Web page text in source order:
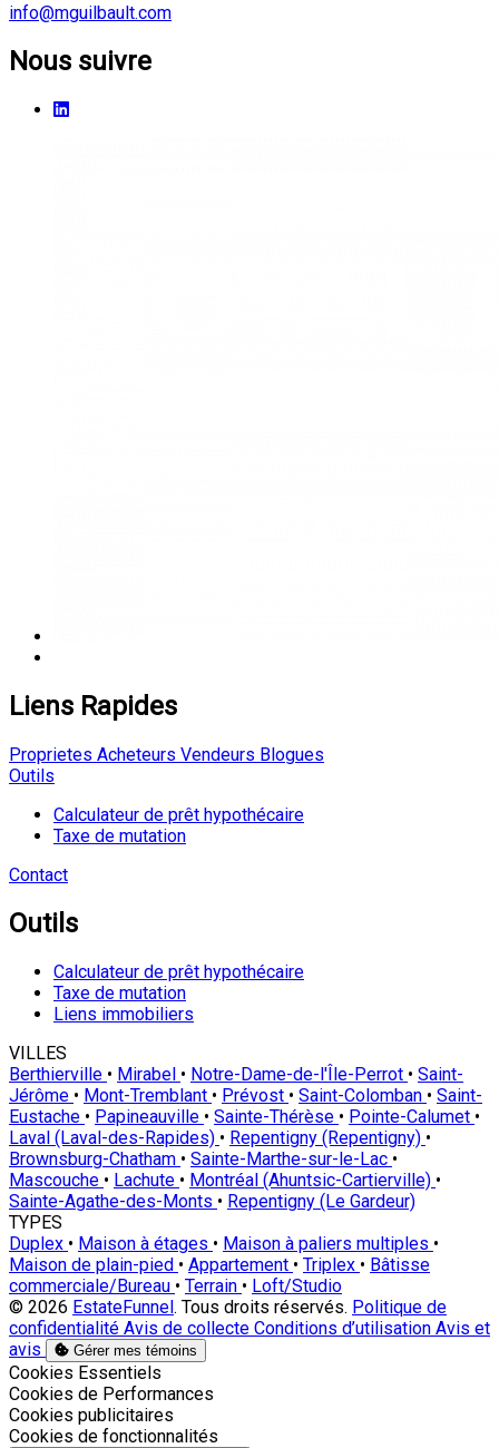
info@mguilbault.com
Nous suivre
Liens Rapides
Proprietes Acheteurs Vendeurs Blogues
Outils
Calculateur de prêt hypothécaire
Taxe de mutation
Contact
Outils
Calculateur de prêt hypothécaire
Taxe de mutation
Liens immobiliers
VILLES
Berthierville • Mirabel • Notre-Dame-de-l'Île-Perrot • Saint-
Jérôme • Mont-Tremblant • Prévost • Saint-Colomban • Saint-
Eustache • Papineauville • Sainte-Thérèse • Pointe-Calumet •
Laval (Laval-des-Rapides) • Repentigny (Repentigny) •
Brownsburg-Chatham • Sainte-Marthe-sur-le-Lac •
Mascouche • Lachute • Montréal (Ahuntsic-Cartierville) •
Sainte-Agathe-des-Monts • Repentigny (Le Gardeur)
TYPES
Duplex • Maison à étages • Maison à paliers multiples •
Maison de plain-pied • Appartement • Triplex • Bâtisse
commerciale/Bureau • Terrain • Loft/Studio
© 2026 EstateFunnel. Tous droits réservés. Politique de
confidentialité Avis de collecte Conditions d’utilisation Avis et
avis
Gérer mes témoins
Activer
Cookies Essentiels
Activer
Cookies de Performances
Activer
Cookies publicitaires
Activer
Cookies de fonctionnalités